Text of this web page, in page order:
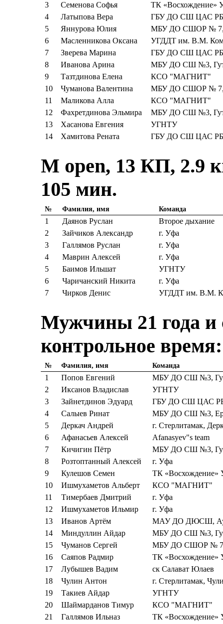
3
Семенова Софья
ТК «Восхождение»
4
Латыпова Вера
ГБУ ДО СШ ЦАС РБ
5
Яннурова Юлия
МБУ ДО СШОР № 7,
6
Масленникова Оксана
УГДДТ им. В.М.
7
Зверева Марина
ГБУ ДО СШ ЦАС РБ
8
Иванова Арина
МБУ ДО СШ №3,
9
Тазтдинова Елена
КСО "МАГНИТ"
10
Чуманова Валентина
МБУ ДО СШОР № 7,
11
Маликова Алла
КСО "МАГНИТ"
12
Фахретдинова Эльмира
МБУ ДО СШ №3,
13
Хасанова Евгения
УГНТУ
14
Хамитова Рената ГБУ ДО СШ ЦАС РБ
М open, 13 КП, 2.9
105 мин.
№ Фамилия, имя Команда
1 Даянов Руслан
Второе дыхание
2
Зайчиков Александр
г. Уфа
3
Галлямов Руслан
г. Уфа
4
Маврин Алексей
г. Уфа
5
Баимов Ильшат
УГНТУ
6
Чаричанский Никита
г. Уфа
7
Чирков Денис УГДДТ им. В.М.
Мужчины 21 года и
контрольное
№ Фамилия, имя Команда
1 Попов Евгений
МБУ ДО СШ №3,
2
Иксанов Владислав
УГНТУ
3
Зайнетдинов Эдуард
ГБУ ДО СШ ЦАС
4
Салыев Ринат
МБУ ДО СШ №3,
5
Деркач Андрей
г. Стерлитамак,
6
Афанасьев Алексей
Afanasyev"s team
7
Кичигин Пётр
МБУ ДО СШ №3,
8
Розтоптанный Алексей
г. Уфа
9
Кулешов Семен
ТК
10
Ишмухаметов Альберт
КСО "МАГНИТ"
11
Тимербаев Дмитрий
г. Уфа
12
Ишмухаметов Ильмир
г. Уфа
13
Иванов Артём
МАУ ДО ДЮСШ,
14
Миндуллин Айдар
МБУ ДО СШ №3,
15
Чуманов Сергей
МБУ ДО СШОР № 7,
16
Саяпов Радмир
ТК
17
Лубышев Вадим
ск Салават Юлаев
18
Чулин Антон
г. Стерлитамак,
19
Такиев Айдар
УГНТУ
20
Шаймарданов Тимур
КСО "МАГНИТ"
21
Галлямов Ильназ
ТК